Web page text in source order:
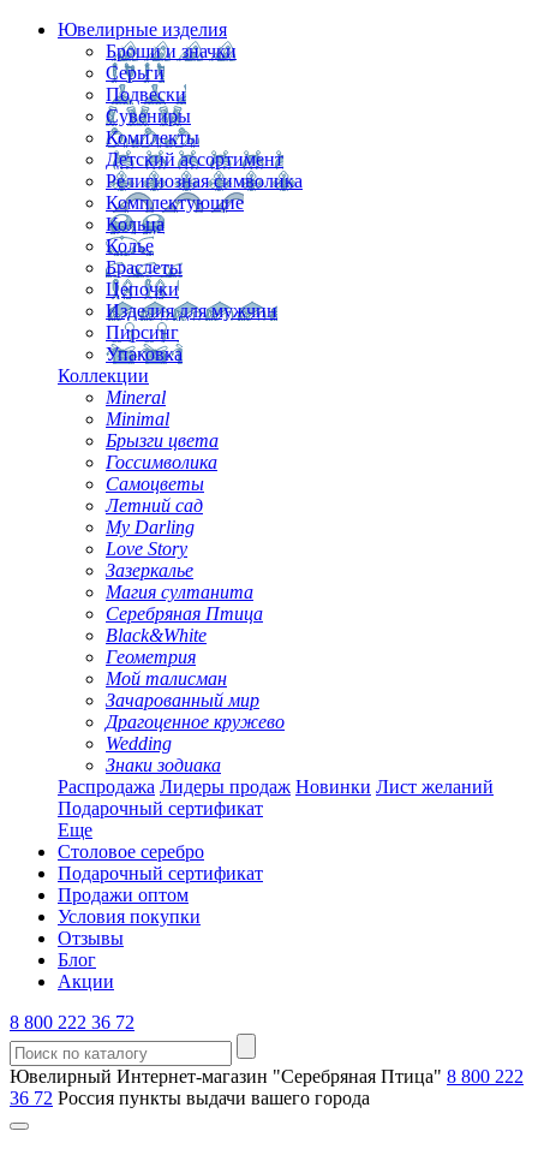
Ювелирные изделия
Броши и значки
Серьги
Подвески
Сувениры
Комплекты
Детский ассортимент
Религиозная символика
Комплектующие
Кольца
Колье
Браслеты
Цепочки
Изделия для мужчин
Пирсинг
Упаковка
Коллекции
Mineral
Minimal
Брызги цвета
Госсимволика
Самоцветы
Летний сад
My Darling
Love Story
Зазеркалье
Магия султанита
Серебряная Птица
Black&White
Геометрия
Мой талисман
Зачарованный мир
Драгоценное кружево
Wedding
Знаки зодиака
Распродажа Лидеры продаж Новинки Лист желаний
Подарочный сертификат
Еще
Столовое серебро
Подарочный сертификат
Продажи оптом
Условия покупки
Отзывы
Блог
Акции
8 800 222 36 72
Ювелирный Интернет-магазин "Серебряная Птица" 8 800 222
36 72 Россия пункты выдачи вашего города